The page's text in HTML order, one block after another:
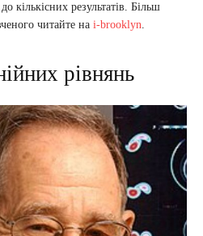
кількісних результатів. Більш
читайте на i-brooklyn.
рівнянь